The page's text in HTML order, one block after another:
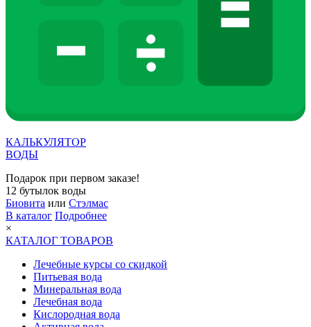
КАЛЬКУЛЯТОР
ВОДЫ
Подарок при первом заказе!
12 бутылок воды
Биовита или Стэлмас
В каталог Подробнее
×
КАТАЛОГ ТОВАРОВ
Лечебные курсы со скидкой
Питьевая вода
Минеральная вода
Лечебная вода
Кислородная вода